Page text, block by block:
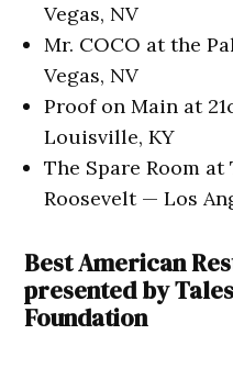
Vegas, NV
Mr. COCO at the
Vegas, NV
Proof on Main at
Louisville, KY
The Spare Room
Roosevelt — Los
Best American
presented by
Foundation